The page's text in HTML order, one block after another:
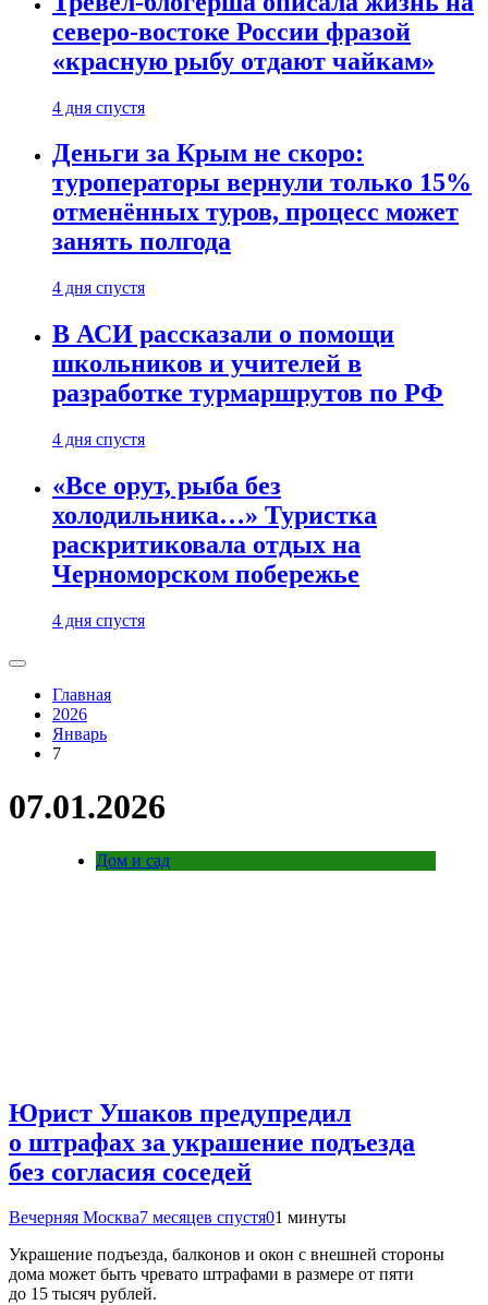
северо-востоке России фразой
«красную рыбу отдают чайкам»
4 дня спустя
Деньги за Крым не скоро:
туроператоры вернули только 15%
отменённых туров, процесс может
занять полгода
4 дня спустя
В АСИ рассказали о помощи
школьников и учителей в
разработке турмаршрутов по РФ
4 дня спустя
«Все орут, рыба без
холодильника…» Туристка
раскритиковала отдых на
Черноморском побережье
4 дня спустя
Главная
2026
Январь
7
07.01.2026
Дом и сад
Юрист Ушаков предупредил
о штрафах за украшение подъезда
без согласия соседей
Вечерняя Москва7 месяцев спустя01 минуты
Украшение подъезда, балконов и окон с внешней стороны
дома может быть чревато штрафами в размере от пяти
до 15 тысяч рублей.